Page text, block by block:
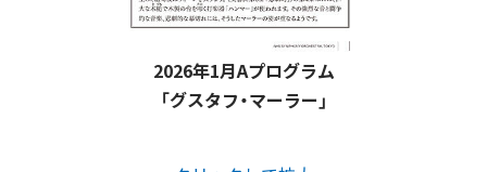
2026年1月Aプログラム
「グスタフ・マーラー」